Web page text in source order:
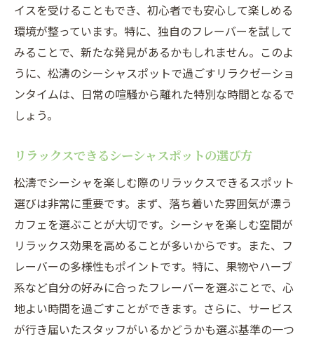
イスを受けることもでき、初心者でも安心して楽しめる
環境が整っています。特に、独自のフレーバーを試して
みることで、新たな発見があるかもしれません。このよ
うに、松濤のシーシャスポットで過ごすリラクゼーショ
ンタイムは、日常の喧騒から離れた特別な時間となるで
しょう。
リラックスできるシーシャスポットの選び方
松濤でシーシャを楽しむ際のリラックスできるスポット
選びは非常に重要です。まず、落ち着いた雰囲気が漂う
カフェを選ぶことが大切です。シーシャを楽しむ空間が
リラックス効果を高めることが多いからです。また、フ
レーバーの多様性もポイントです。特に、果物やハーブ
系など自分の好みに合ったフレーバーを選ぶことで、心
地よい時間を過ごすことができます。さらに、サービス
が行き届いたスタッフがいるかどうかも選ぶ基準の一つ